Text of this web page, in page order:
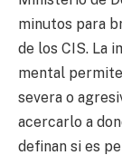
minutos para
de los CIS. La
mental
severa o
acercarlo a
definan si es